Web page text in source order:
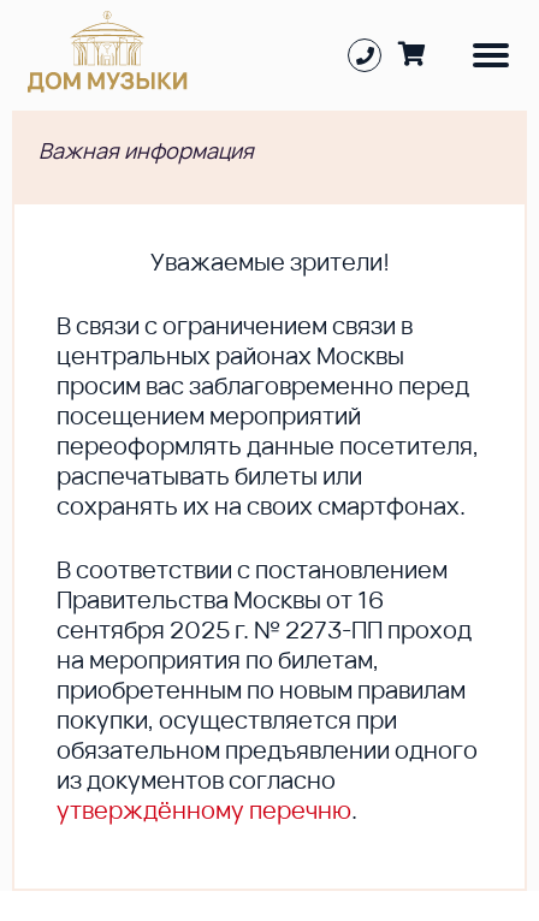
Важная информация
Уважаемые зрители!
В cвязи с ограничением связи в
центральных районах Москвы
просим вас заблаговременно перед
посещением мероприятий
переоформлять данные посетителя,
распечатывать билеты или
сохранять их на своих смартфонах.
В соответствии с постановлением
Правительства Москвы от 16
сентября 2025 г. № 2273-ПП проход
на мероприятия по билетам,
приобретенным по новым правилам
покупки, осуществляется при
обязательном предъявлении одного
из документов согласно
утверждённому перечню.